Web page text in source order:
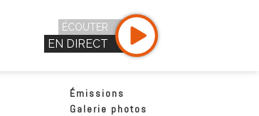
ÉCOUTER
EN DIRECT
Émissions
Galerie photos